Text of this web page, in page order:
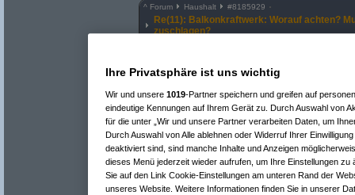
^ Forum Haushalt #8185929
Re(11): Balkonkraftwerk: Worauf achten?
zuschlagen?
Re(7): Balkonkraftwerk: Worauf achten? Muss man jetzt
Re(8): Balkonkraftwerk: Worauf achten? Muss man
Re(9): Balkonkraftwerk: Worauf achten? Muss man
Re(10): Balkonkraftwerk: Worauf achten? Muss
Re(11): Balkonkraftwerk: Worauf achten?
Re(12): Balkonkraftwerk: Worauf achten?
Ihre Privatsphäre ist uns wichtig
Wir und unsere 1019-Partner speichern und greifen auf
eindeutige Kennungen auf Ihrem Gerät zu. Durch Auswahl von
für die unter „Wir und unsere Partner verarbeiten Daten, um
Durch Auswahl von Alle ablehnen oder Widerruf Ihrer
deaktiviert sind, sind manche Inhalte und Anzeigen
dieses Menü jederzeit wieder aufrufen, um Ihre Einstellungen
Sie auf den Link Cookie-Einstellungen am unteren Rand der
unseres Website. Weitere Informationen finden Sie in unserer